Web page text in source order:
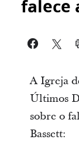
falece
A Igreja
Últimos
sobre o
Bassett: